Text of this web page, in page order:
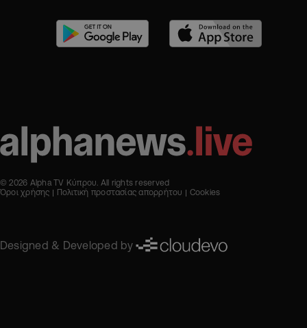
© 2026 Alpha TV Κύπρου. All rights reserved
Όροι χρήσης
Πολιτική προστασίας απορρήτου Cookies
Designed & Developed by